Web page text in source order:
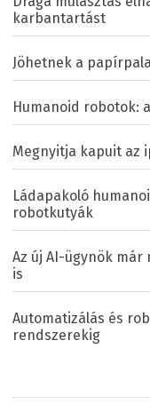
karbantartást
Jöhetnek a
Humanoid robotok:
Megnyitja kapuit az
Ládapakoló
robotkutyák
Az új AI-ügynök már
is
Automatizálás és
rendszerekig